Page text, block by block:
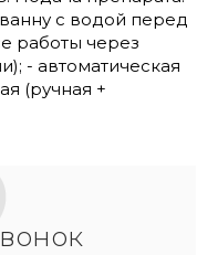
с водой перед
работы через
- автоматическая
(ручная +